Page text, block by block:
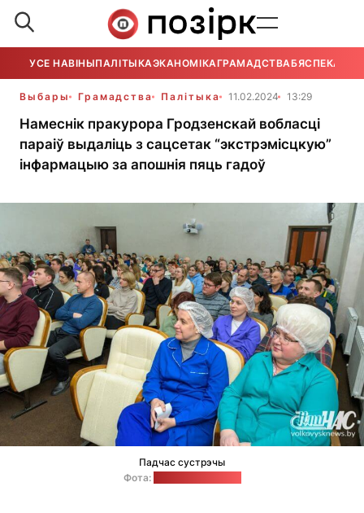
УСЕ НАВІНЫПАЛІТЫКАЭКАНОМІКАГРАМАДСТВАБЯСПЕКА
Выбары Грамадства Палітыка 11.02.2024 13:29
Намеснік пракурора Гродзенскай вобласці
параіў выдаліць з сацсетак “экстрэмісцкую”
інфармацыю за апошнія пяць гадоў
Падчас сустрэчы
Фота: